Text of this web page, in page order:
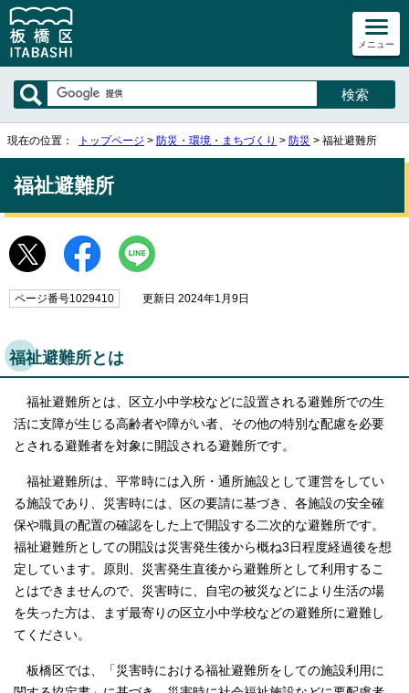
メニュー
現在の位置： トップページ > 防災・環境・まちづくり > 防災 > 福祉避難所
福祉避難所
ページ番号1029410 更新日 2024年1月9日
福祉避難所とは
福祉避難所とは、区立小中学校などに設置される避難所での生
活に支障が生じる高齢者や障がい者、その他の特別な配慮を必要
とされる避難者を対象に開設される避難所です。
福祉避難所は、平常時には入所・通所施設として運営をしてい
る施設であり、災害時には、区の要請に基づき、各施設の安全確
保や職員の配置の確認をした上で開設する二次的な避難所です。
福祉避難所としての開設は災害発生後から概ね3日程度経過後を想
定しています。原則、災害発生直後から避難所として利用するこ
とはできませんので、災害時に、自宅の被災などにより生活の場
を失った方は、まず最寄りの区立小中学校などの避難所に避難し
てください。
板橋区では、「災害時における福祉避難所をしての施設利用に